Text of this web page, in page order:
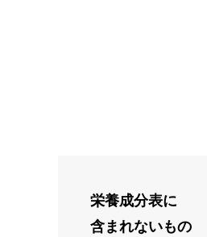
栄養成分表に
含まれないもの